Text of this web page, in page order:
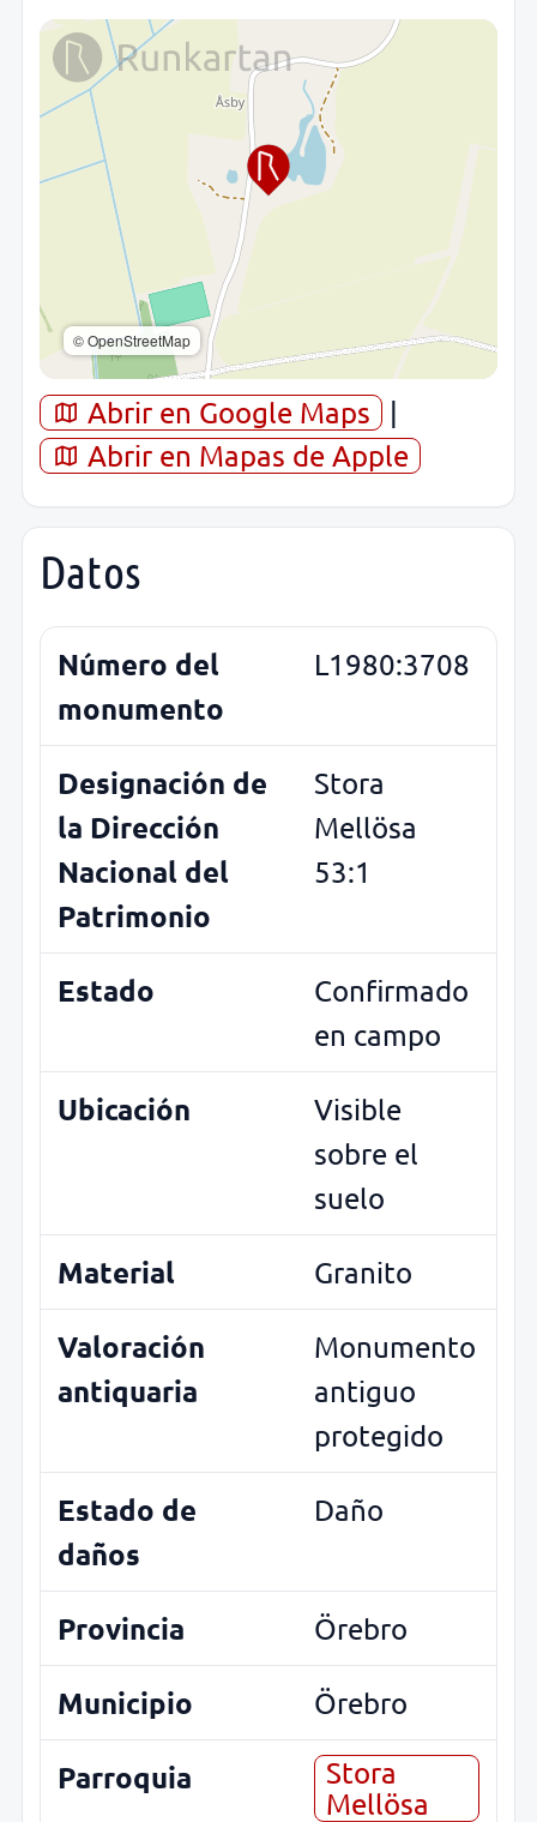
© OpenStreetMap
Abrir en Google Maps
|
Abrir en Mapas de Apple
Datos
Número del
monumento
L1980:3708
Designación de
la Dirección
Nacional del
Patrimonio
Stora
Mellösa
53:1
Estado
Confirmado
en campo
Ubicación
Visible
sobre el
suelo
Material Granito
Valoración
antiquaria
Monumento
antiguo
protegido
Estado de
daños
Daño
Provincia Örebro
Municipio Örebro
Parroquia
Stora
Mellösa